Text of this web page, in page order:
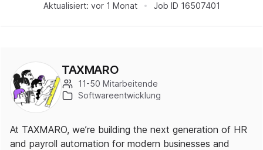
Aktualisiert: vor 1 Monat Job ID 16507401
TAXMARO
11-50 Mitarbeitende
Softwareentwicklung
At TAXMARO, we’re building the next generation of HR
and payroll automation for modern businesses and